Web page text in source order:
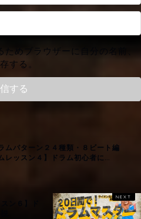
めブラウザーに自分の名前、
する。
ムパターン２４種類・８ビート編
レッスン４】ドラム初心者に...